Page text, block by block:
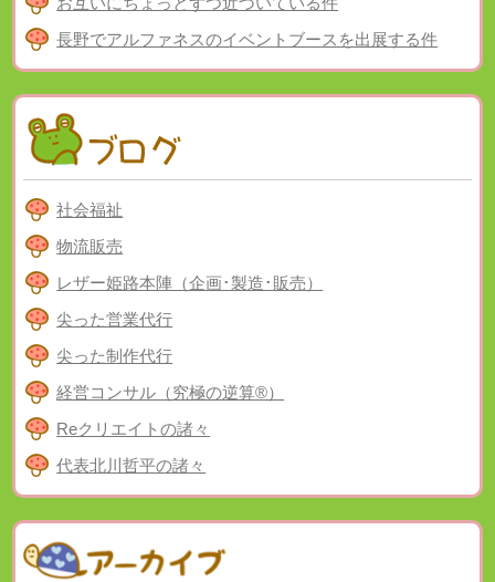
長野でアルファネスのイベントブースを出展する件
社会福祉
物流販売
レザー姫路本陣（企画･製造･販売）
尖った営業代行
尖った制作代行
経営コンサル（究極の逆算®）
Reクリエイトの諸々
代表北川哲平の諸々